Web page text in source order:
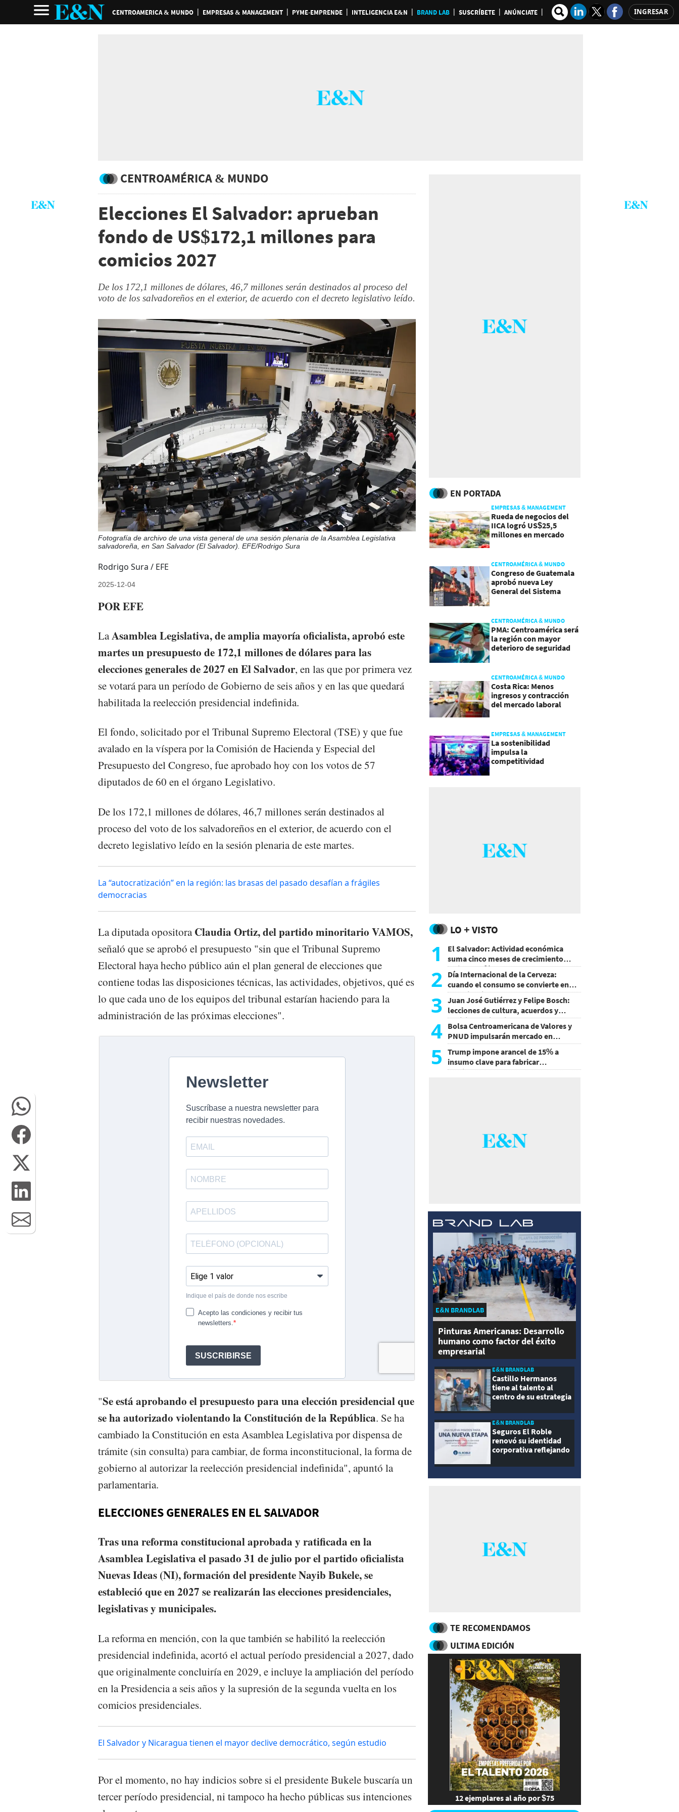
CENTROAMERICA & MUNDO EMPRESAS & MANAGEMENT PYME-EMPRENDE INTELIGENCIA E&N BRAND LAB SUSCRÍBETE ANÚNCIATE INGRESAR
CENTROAMÉRICA & MUNDO
Elecciones El Salvador: aprueban
fondo de US$172,1 millones para
comicios 2027
De los 172,1 millones de dólares, 46,7 millones serán destinados al proceso del
voto de los salvadoreños en el exterior, de acuerdo con el decreto legislativo leído.
Fotografía de archivo de una vista general de una sesión plenaria de la Asamblea Legislativa
salvadoreña, en San Salvador (El Salvador). EFE/Rodrigo Sura
Rodrigo Sura / EFE
2025-12-04
POR EFE
LaAsamblea Legislativa, de amplia mayoría oficialista, aprobó este
martes un presupuesto de 172,1 millones de dólares para las
elecciones generales de 2027 en El Salvador, en las que por primera vez
se votará para un período de Gobierno de seis años y en las que quedará
habilitada la reelección presidencial indefinida.
El fondo, solicitado por el Tribunal Supremo Electoral (TSE) y que fue
avalado en la víspera por la Comisión de Hacienda y Especial del
Presupuesto del Congreso, fue aprobado hoy con los votos de 57
diputados de 60 en el órgano Legislativo.
De los 172,1 millones de dólares, 46,7 millones serán destinados al
proceso del voto de los salvadoreños en el exterior, de acuerdo con el
decreto legislativo leído en la sesión plenaria de este martes.
La “autocratización” en la región: las brasas del pasado desafían a frágiles
democracias
La diputada opositoraClaudia Ortiz, del partido minoritario VAMOS,
señaló que se aprobó el presupuesto "sin que el Tribunal Supremo
Electoral haya hecho público aún el plan general de elecciones que
contiene todas las disposiciones técnicas, las actividades, objetivos, qué es
lo que cada uno de los equipos del tribunal estarían haciendo para la
administración de las próximas elecciones".
"Se está aprobando el presupuesto para una elección presidencial que
se ha autorizado violentando la Constitución de la República. Se ha
cambiado la Constitución en esta Asamblea Legislativa por dispensa de
trámite (sin consulta) para cambiar, de forma inconstitucional, la forma de
gobierno al autorizar la reelección presidencial indefinida", apuntó la
parlamentaria.
ELECCIONES GENERALES EN EL SALVADOR
Tras una reforma constitucional aprobada y ratificada en la
Asamblea Legislativa el pasado 31 de julio por el partido oficialista
Nuevas Ideas (NI), formación del presidente Nayib Bukele, se
estableció que en 2027 se realizarán las elecciones presidenciales,
legislativas y municipales.
La reforma en mención, con la que también se habilitó la reelección
presidencial indefinida, acortó el actual período presidencial a 2027, dado
que originalmente concluiría en 2029, e incluye la ampliación del período
en la Presidencia a seis años y la supresión de la segunda vuelta en los
comicios presidenciales.
El Salvador y Nicaragua tienen el mayor declive democrático, según estudio
Por el momento, no hay indicios sobre si el presidente Bukele buscaría un
tercer período presidencial, ni tampoco ha hecho públicas sus intenciones
EN PORTADA
EMPRESAS & MANAGEMENT
Rueda de negocios del
IICA logró US$25,5
millones en mercado
CENTROAMÉRICA & MUNDO
Congreso de Guatemala
aprobó nueva Ley
General del Sistema
CENTROAMÉRICA & MUNDO
PMA: Centroamérica será
la región con mayor
deterioro de seguridad
CENTROAMÉRICA & MUNDO
Costa Rica: Menos
ingresos y contracción
del mercado laboral
EMPRESAS & MANAGEMENT
La sostenibilidad
impulsa la
competitividad
LO + VISTO
1
El Salvador: Actividad económica
suma cinco meses de crecimiento
arriba de 4%
2 Día Internacional de la Cerveza:
cuando el consumo se convierte en
experiencia
3 Juan José Gutiérrez y Felipe Bosch:
lecciones de cultura, acuerdos y
decisiones sin miedo
4 Bolsa Centroamericana de Valores y
PNUD impulsarán mercado en
Honduras
5
Trump impone arancel de 15% a
insumo clave para fabricar
semiconductores y paneles
E&N BRANDLAB
Pinturas Americanas: Desarrollo
humano como factor del éxito
empresarial
E&N BRANDLAB
Castillo Hermanos
tiene al talento al
centro de su estrategia
E&N BRANDLAB
Seguros El Roble
renovó su identidad
corporativa reflejando
modernidad
TE RECOMENDAMOS
ULTIMA EDICIÓN
12 ejemplares al año por $75